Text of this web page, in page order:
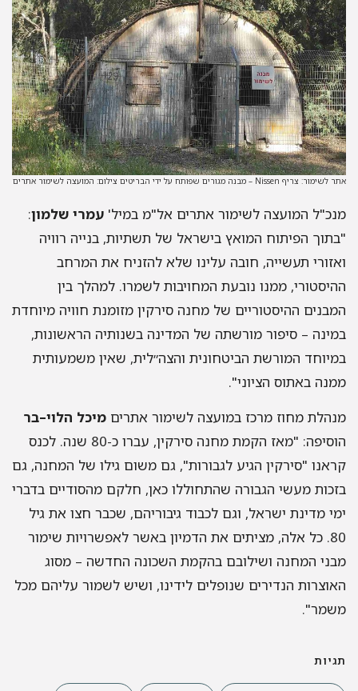
אתר לשימור: צריף Nissen – מבנה מגורים שפותח על ידי הבריטים צילום: המועצה לשימור אתרים
מנכ"ל המועצה לשימור אתרים אל"מ במיל' עמרי שלמון:
"בתוך הפיתוח המואץ בישראל של תשתיות, בנייה רוויה
ואזורי תעשייה, חובה עלינו שלא להזניח את המרחב
ההיסטורי, ממנו נובעת המחויבות לשמרו. למהלך בין
המבנים ההיסטוריים של מחנה סירקין מזומנת חוויה מיוחדת
במינה – סיפור מורשתה של המדינה בשנותיה הראשונות,
במיוחד המורשת הביטחונית והצה״לית, שאין משמעותית
ממנה באתוס הציוני".
מנהלת מחוז מרכז במועצה לשימור אתרים מיכל הלוי–בר
הוסיפה: "מאז הקמת מחנה סירקין, עברו כ-80 שנה. לכנס
קראנו "סירקין הגיע לגבורות", גם משום גילו של המחנה, גם
בזכות מעשי הגבורה שהתחוללו כאן, חלקם מהסודיים בדברי
ימי מדינת ישראל, וגם לכבוד גיבוריהם, שכבר חצו את גיל
80. כל אלה, מציתים את הדמיון באשר לאפשרויות שימור
מבני המחנה ושילובם בהקמת השכונה החדשה – מסוג
האוצרות הנדירים שנופלים לידינו, ושיש לשמור עליהם מכל
משמר".
תגיות